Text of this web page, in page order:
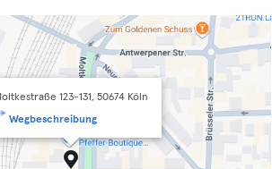
123-131, 50674 Köln
Wegbeschreibung